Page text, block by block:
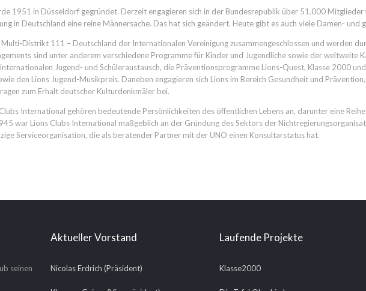
1951 in Düsseldorf gegründet. Derzeit engagieren sich in der Bundesrepublik über 51.000
in Deutschland eine reine Männersache. Das hat sich geändert. Heute gibt es auch viele Damen- und
Distrikt 111 – Deutschland der Internationalen Vereinigung zusammengeschlossen und werden
sind unter anderem verschiedene Programme für Kinder und Jugendliche sowie der weltweite
Jugend- und Schüleraustausch, die Präventionsprogramme Lions-Quest, Klasse 2000
den Lions Jugend-Musikpreis. Daneben engagieren sich Lions im Bereich Gesundheit und
zum Erhalt deutscher Kulturdenkmäler bei.
International gehören bedeutende Persönlichkeiten des öffentlichen Lebens an, darunter eine
war Lions Clubs International maßgeblich an der Gründung des Sektors der
Serviceorganisation, die als beratender Partner mit der UNO einen Konsultarstatus hat.
seinen
Aktueller Vorstand
Nicolas Erdrich (Präsident)
Laufende Projekte
Klasse2000